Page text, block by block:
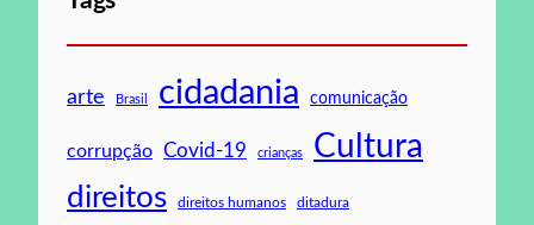
arte Brasil cidadania comunicação
corrupção Covid-19 crianças Cultura
direitos direitos humanos ditadura